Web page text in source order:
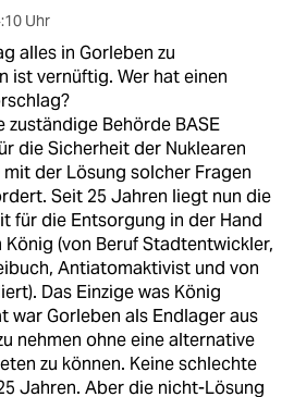
Uhr
alles in Gorleben zu
ist vernüftig. Wer hat einen
zuständige Behörde BASE
die Sicherheit der Nuklearen
der Lösung solcher Fragen
Seit 25 Jahren liegt nun die
für die Entsorgung in der Hand
König (von Beruf Stadtentwickler,
Antiatomaktivist und von
Das Einzige was König
war Gorleben als Endlager aus
nehmen ohne eine alternative
zu können. Keine schlechte
Jahren. Aber die nicht-Lösung